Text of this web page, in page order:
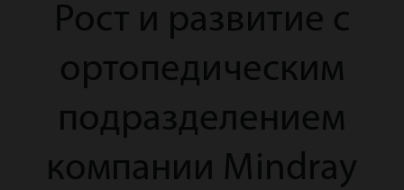
Рост и развитие с
ортопедическим
подразделением
компании Mindray